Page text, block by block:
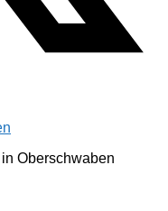
Oberschwaben